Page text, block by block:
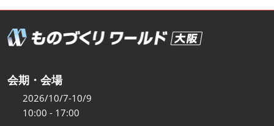
会期・会場
2026/10/7-10/9
10:00 - 17:00